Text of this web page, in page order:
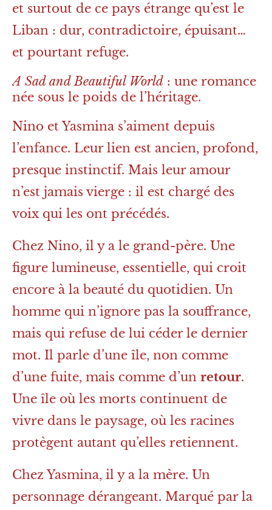
et surtout de ce pays étrange qu’est le
Liban : dur, contradictoire, épuisant…
et pourtant refuge.
A Sad and Beautiful World : une romance
née sous le poids de l’héritage.
Nino et Yasmina s’aiment depuis
l’enfance. Leur lien est ancien, profond,
presque instinctif. Mais leur amour
n’est jamais vierge : il est chargé des
voix qui les ont précédés.
Chez Nino, il y a le grand-père. Une
figure lumineuse, essentielle, qui croit
encore à la beauté du quotidien. Un
homme qui n’ignore pas la souffrance,
mais qui refuse de lui céder le dernier
mot. Il parle d’une île, non comme
d’une fuite, mais comme d’un retour.
Une île où les morts continuent de
vivre dans le paysage, où les racines
protègent autant qu’elles retiennent.
Chez Yasmina, il y a la mère. Un
personnage dérangeant. Marqué par la